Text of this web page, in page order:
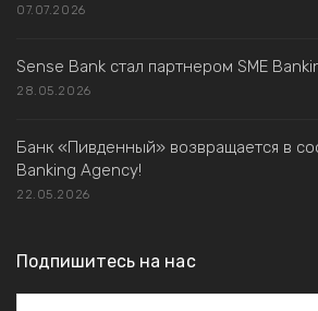
07.07.2026
Sense Bank стал партнером SME
28.05.2026
Банк «Пивденный» возвращается в
Banking Agency!
22.05.2026
Подпишитесь на нас